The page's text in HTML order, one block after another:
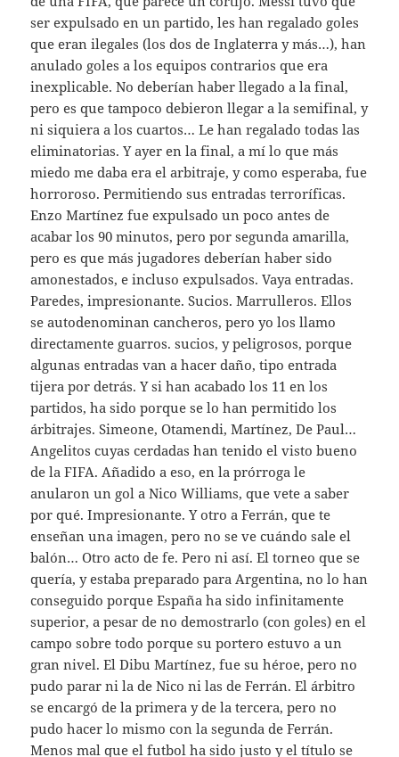
ser expulsado en un partido, les han regalado goles
que eran ilegales (los dos de Inglaterra y más…), han
anulado goles a los equipos contrarios que era
inexplicable. No deberían haber llegado a la final,
pero es que tampoco debieron llegar a la semifinal, y
ni siquiera a los cuartos… Le han regalado todas las
eliminatorias. Y ayer en la final, a mí lo que más
miedo me daba era el arbitraje, y como esperaba, fue
horroroso. Permitiendo sus entradas terroríficas.
Enzo Martínez fue expulsado un poco antes de
acabar los 90 minutos, pero por segunda amarilla,
pero es que más jugadores deberían haber sido
amonestados, e incluso expulsados. Vaya entradas.
Paredes, impresionante. Sucios. Marrulleros. Ellos
se autodenominan cancheros, pero yo los llamo
directamente guarros. sucios, y peligrosos, porque
algunas entradas van a hacer daño, tipo entrada
tijera por detrás. Y si han acabado los 11 en los
partidos, ha sido porque se lo han permitido los
árbitrajes. Simeone, Otamendi, Martínez, De Paul…
Angelitos cuyas cerdadas han tenido el visto bueno
de la FIFA. Añadido a eso, en la prórroga le
anularon un gol a Nico Williams, que vete a saber
por qué. Impresionante. Y otro a Ferrán, que te
enseñan una imagen, pero no se ve cuándo sale el
balón… Otro acto de fe. Pero ni así. El torneo que se
quería, y estaba preparado para Argentina, no lo han
conseguido porque España ha sido infinitamente
superior, a pesar de no demostrarlo (con goles) en el
campo sobre todo porque su portero estuvo a un
gran nivel. El Dibu Martínez, fue su héroe, pero no
pudo parar ni la de Nico ni las de Ferrán. El árbitro
se encargó de la primera y de la tercera, pero no
pudo hacer lo mismo con la segunda de Ferrán.
Menos mal que el futbol ha sido justo y el título se